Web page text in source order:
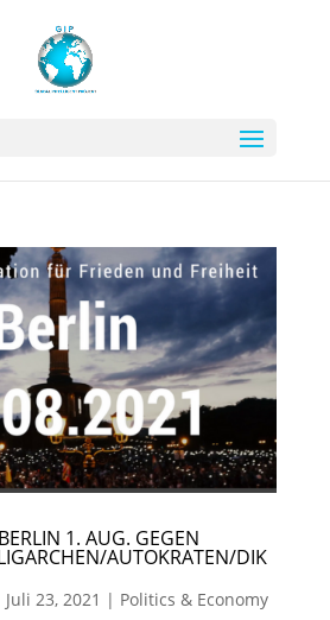
1. AUG. GEGEN
AUTOKRATEN/DIK
Juli 23, 2021 | Politics & Economy